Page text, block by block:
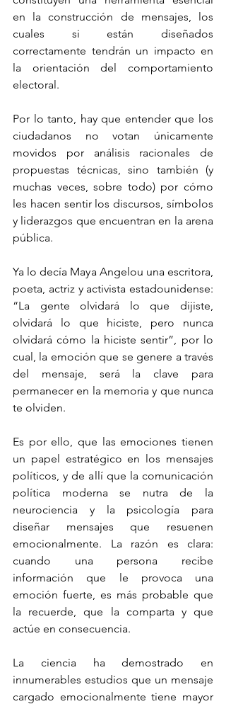
en la construcción de mensajes, los
cuales si están diseñados
correctamente tendrán un impacto en
la orientación del comportamiento
electoral.
Por lo tanto, hay que entender que los
ciudadanos no votan únicamente
movidos por análisis racionales de
propuestas técnicas, sino también (y
muchas veces, sobre todo) por cómo
les hacen sentir los discursos, símbolos
y liderazgos que encuentran en la arena
pública.
Ya lo decía Maya Angelou una escritora,
poeta, actriz y activista estadounidense:
“La gente olvidará lo que dijiste,
olvidará lo que hiciste, pero nunca
olvidará cómo la hiciste sentir”, por lo
cual, la emoción que se genere a través
del mensaje, será la clave para
permanecer en la memoria y que nunca
te olviden.
Es por ello, que las emociones tienen
un papel estratégico en los mensajes
políticos, y de allí que la comunicación
política moderna se nutra de la
neurociencia y la psicología para
diseñar mensajes que resuenen
emocionalmente. La razón es clara:
cuando una persona recibe
información que le provoca una
emoción fuerte, es más probable que
la recuerde, que la comparta y que
actúe en consecuencia.
La ciencia ha demostrado en
innumerables estudios que un mensaje
cargado emocionalmente tiene mayor